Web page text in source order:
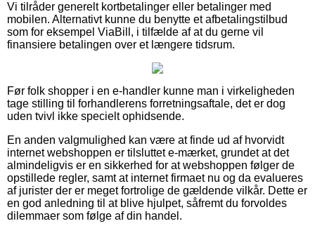
Vi tilråder generelt kortbetalinger eller betalinger med
mobilen. Alternativt kunne du benytte et afbetalingstilbud
som for eksempel ViaBill, i tilfælde af at du gerne vil
finansiere betalingen over et længere tidsrum.
Før folk shopper i en e-handler kunne man i virkeligheden
tage stilling til forhandlerens forretningsaftale, det er dog
uden tvivl ikke specielt ophidsende.
En anden valgmulighed kan være at finde ud af hvorvidt
internet webshoppen er tilsluttet e-mærket, grundet at det
almindeligvis er en sikkerhed for at webshoppen følger de
opstillede regler, samt at internet firmaet nu og da evalueres
af jurister der er meget fortrolige de gældende vilkår. Dette er
en god anledning til at blive hjulpet, såfremt du forvoldes
dilemmaer som følge af din handel.